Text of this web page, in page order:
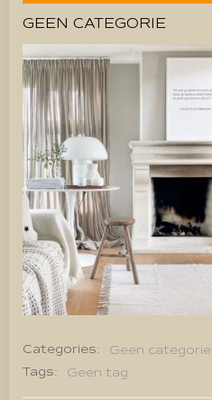
GEEN CATEGORIE
Categories:
Geen categorie
Tags:
Geen tag